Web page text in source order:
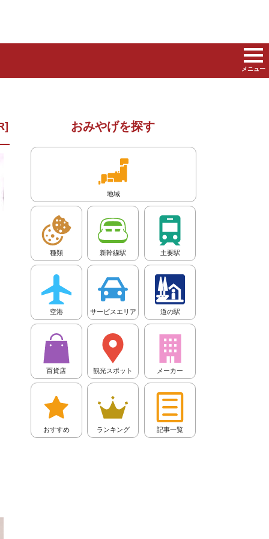
メニュー
おみやげを探す
地域
種類 新幹線駅 主要駅
空港 サービスエリア 道の駅
百貨店 観光スポット メーカー
おすすめ ランキング 記事一覧